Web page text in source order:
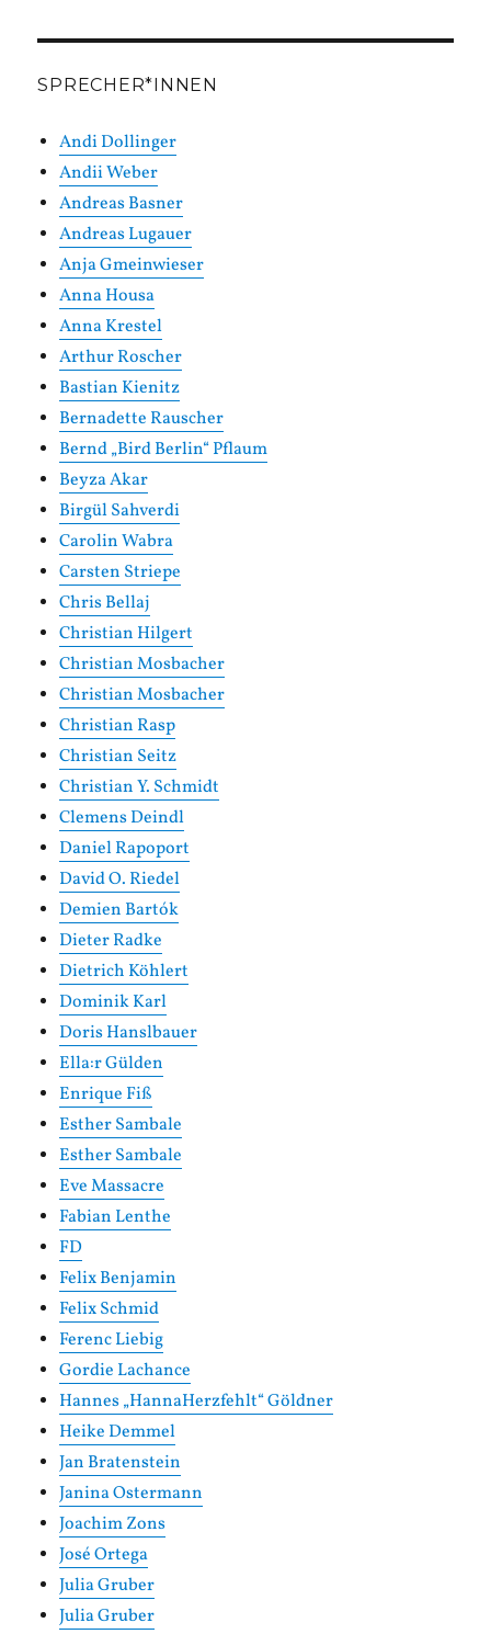
SPRECHER*INNEN
Andi Dollinger
Andii Weber
Andreas Basner
Andreas Lugauer
Anja Gmeinwieser
Anna Housa
Anna Krestel
Arthur Roscher
Bastian Kienitz
Bernadette Rauscher
Bernd „Bird Berlin“ Pflaum
Beyza Akar
Birgül Sahverdi
Carolin Wabra
Carsten Striepe
Chris Bellaj
Christian Hilgert
Christian Mosbacher
Christian Mosbacher
Christian Rasp
Christian Seitz
Christian Y. Schmidt
Clemens Deindl
Daniel Rapoport
David O. Riedel
Demien Bartók
Dieter Radke
Dietrich Köhlert
Dominik Karl
Doris Hanslbauer
Ella:r Gülden
Enrique Fiß
Esther Sambale
Esther Sambale
Eve Massacre
Fabian Lenthe
FD
Felix Benjamin
Felix Schmid
Ferenc Liebig
Gordie Lachance
Hannes „HannaHerzfehlt“ Göldner
Heike Demmel
Jan Bratenstein
Janina Ostermann
Joachim Zons
José Ortega
Julia Gruber
Julia Gruber